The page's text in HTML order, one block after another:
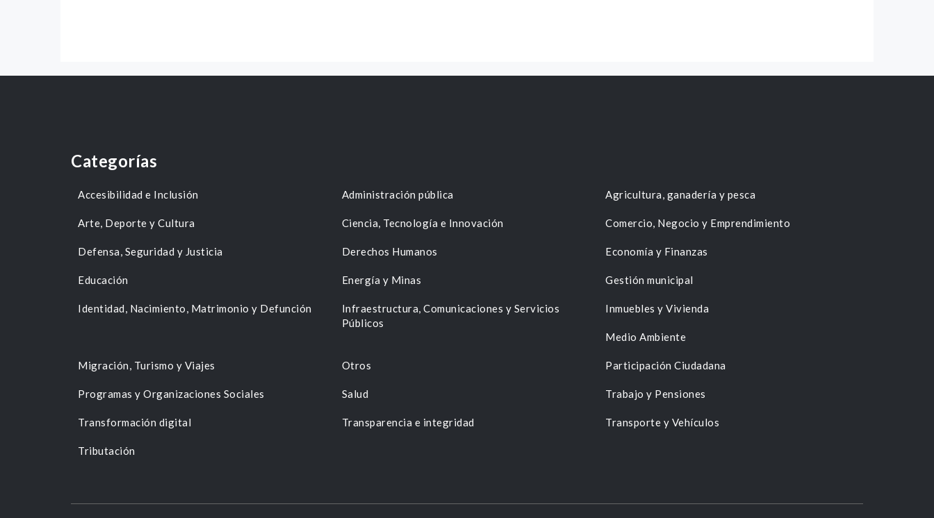
Categorías
Accesibilidad e Inclusión Administración pública Agricultura, ganadería y pesca
Arte, Deporte y Cultura Ciencia, Tecnología e Innovación Comercio, Negocio y Emprendimiento
Defensa, Seguridad y Justicia Derechos Humanos Economía y Finanzas
Educación Energía y Minas Gestión municipal
Identidad, Nacimiento, Matrimonio y Defunción
Infraestructura, Comunicaciones y Servicios
Públicos
Inmuebles y Vivienda
Medio Ambiente
Migración, Turismo y Viajes Otros Participación Ciudadana
Programas y Organizaciones Sociales Salud Trabajo y Pensiones
Transformación digital Transparencia e integridad Transporte y Vehículos
Tributación